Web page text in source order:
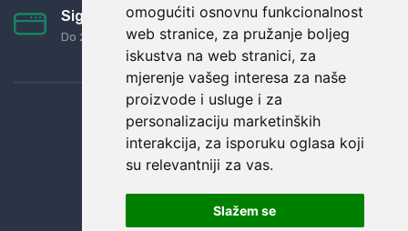
omogućiti osnovnu funkcionalnost
web stranice, za pružanje boljeg
iskustva na web stranici, za
mjerenje vašeg interesa za naše
proizvode i usluge i za
personalizaciju marketinških
interakcija, za isporuku oglasa koji
su relevantniji za vas.
Slažem se
Sigurno obročno plaćanje
Do 24 rata bez kamata